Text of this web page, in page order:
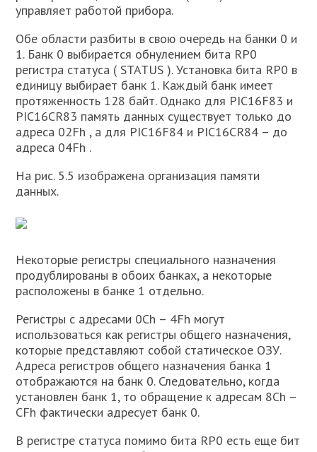
управляет работой прибора.
Обе области разбиты в свою очередь на банки 0 и
1. Банк 0 выбирается обнулением бита RP0
регистра статуса ( STATUS ). Установка бита RP0 в
единицу выбирает банк 1. Каждый банк имеет
протяженность 128 байт. Однако для PIC16F83 и
PIC16CR83 память данных существует только до
адреса 02Fh , а для PIC16F84 и PIC16CR84 – до
адреса 04Fh .
На рис. 5.5 изображена организация памяти
данных.
Некоторые регистры специального назначения
продублированы в обоих банках, а некоторые
расположены в банке 1 отдельно.
Регистры с адресами 0Ch – 4Fh могут
использоваться как регистры общего назначения,
которые представляют собой статическое ОЗУ.
Адреса регистров общего назначения банка 1
отображаются на банк 0. Следовательно, когда
установлен банк 1, то обращение к адресам 8Ch –
CFh фактически адресует банк 0.
В регистре статуса помимо бита RP0 есть еще бит